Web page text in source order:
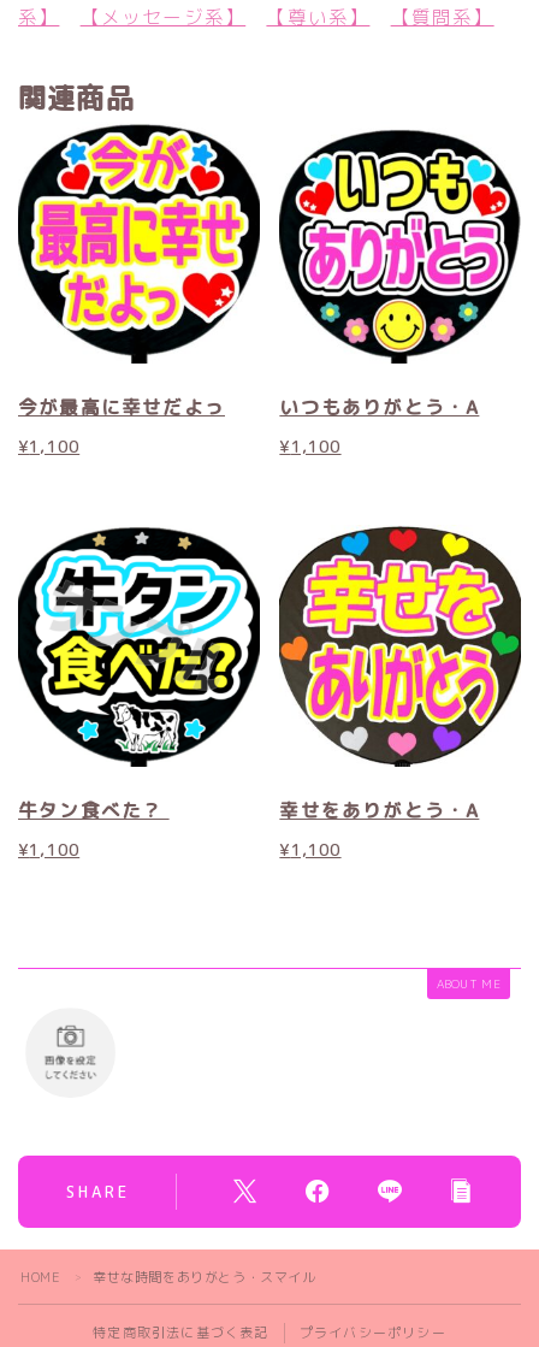
系】
【メッセージ系】 【尊い系】 【質問系】
関連商品
今が最高に幸せだよっ
¥1,100
いつもありがとう・A
¥1,100
牛タン食べた？
¥1,100
幸せをありがとう・A
¥1,100
ABOUT ME
SHARE
HOME ＞ 幸せな時間をありがとう・スマイル
特定商取引法に基づく表記 プライバシーポリシー